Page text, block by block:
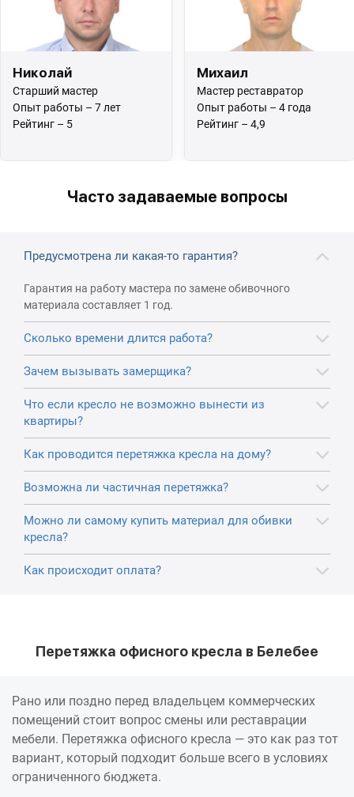
Николай
Старший мастер
Опыт работы – 7 лет
Рейтинг – 5
Михаил
Мастер реставратор
Опыт работы – 4 года
Рейтинг – 4,9
Часто задаваемые вопросы
Предусмотрена ли какая-то гарантия?
Гарантия на работу мастера по замене обивочного
материала составляет 1 год.
Сколько времени длится работа?
Зачем вызывать замерщика?
Что если кресло не возможно вынести из
квартиры?
Как проводится перетяжка кресла на дому?
Возможна ли частичная перетяжка?
Можно ли самому купить материал для обивки
кресла?
Как происходит оплата?
Перетяжка офисного кресла в Белебее
Рано или поздно перед владельцем коммерческих
помещений стоит вопрос смены или реставрации
мебели. Перетяжка офисного кресла — это как раз тот
вариант, который подходит больше всего в условиях
ограниченного бюджета.